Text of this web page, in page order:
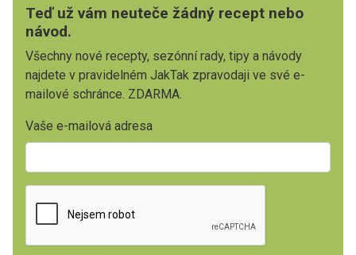
Teď už vám neuteče žádný recept nebo
návod.
Všechny nové recepty, sezónní rady, tipy a návody
najdete v pravidelném JakTak zpravodaji ve své e-
mailové schránce. ZDARMA.
Vaše e-mailová adresa